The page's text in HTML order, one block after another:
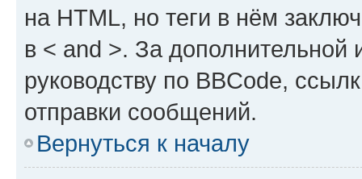
на HTML, но теги в нём
в < and >. За
руководству по BBCode,
отправки сообщений.
Вернуться к началу